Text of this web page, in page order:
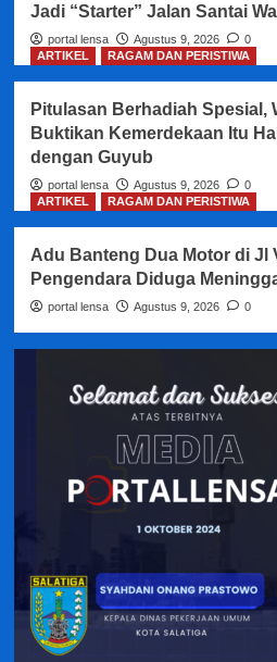
Jadi “Starter” Jalan Santai
portal lensa Agustus 9, 2026
0
ARTIKEL
RAGAM DAN PERISTIWA
Pitulasan Berhadiah Spesial,
Buktikan Kemerdekaan Itu
dengan Guyub
portal lensa Agustus 9, 2026
0
ARTIKEL
RAGAM DAN PERISTIWA
Adu Banteng Dua Motor di Jl
Pengendara Diduga
portal lensa Agustus 9, 2026 0